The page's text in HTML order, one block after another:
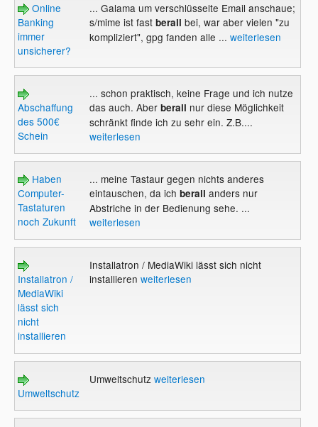
Online
Banking
immer
unsicherer?
... Galama um verschlüsselte Email anschaue;
s/mime ist fast berall bei, war aber vielen "zu
kompliziert", gpg fanden alle ... weiterlesen
Abschaffung
des 500€
Schein
... schon praktisch, keine Frage und ich nutze
das auch. Aber berall nur diese Möglichkeit
schränkt finde ich zu sehr ein. Z.B....
weiterlesen
Haben
Computer-
Tastaturen
noch Zukunft
... meine Tastaur gegen nichts anderes
eintauschen, da ich berall anders nur
Abstriche in der Bedienung sehe. ...
weiterlesen
Installatron /
MediaWiki
lässt sich
nicht
installieren
Installatron / MediaWiki lässt sich nicht
installieren weiterlesen
Umweltschutz
Umweltschutz weiterlesen